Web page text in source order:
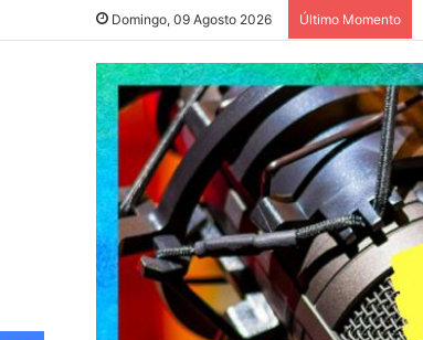
Domingo, 09 Agosto 2026 Último Momento